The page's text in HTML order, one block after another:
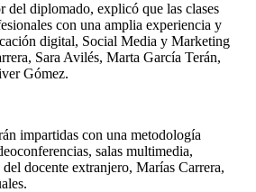
del diplomado, explicó que las clases
con una amplia experiencia y
digital, Social Media y Marketing
Sara Avilés, Marta García Terán,
Gómez.
impartidas con una metodología
salas multimedia,
docente extranjero, Marías Carrera,